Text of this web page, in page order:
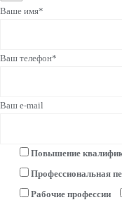
Ваше имя*
Ваш телефон*
Ваш e-mail
Повышение
Профессиональная
Рабочие профессии